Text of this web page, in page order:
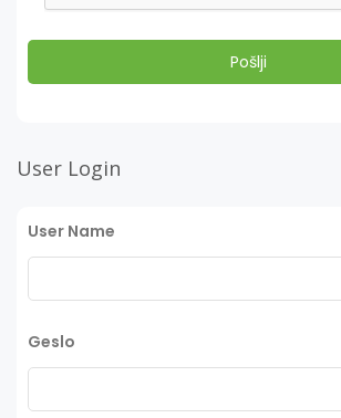
User Login
User Name
Geslo